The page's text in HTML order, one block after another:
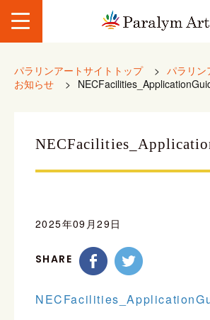
パラリンアートサイトトップ > パラリン
お知らせ
>
2025年09月29日
SHARE